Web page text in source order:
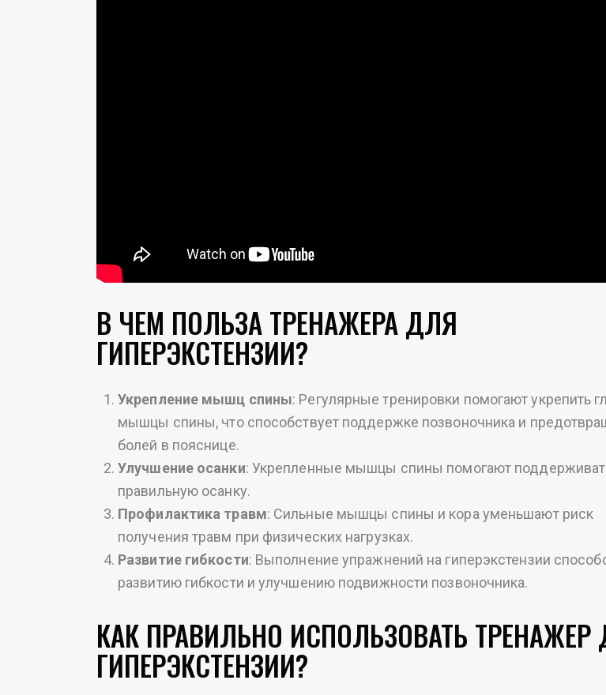
В ЧЕМ ПОЛЬЗА ТРЕНАЖЕРА ДЛЯ
ГИПЕРЭКСТЕНЗИИ?
Укрепление мышц спины: Регулярные тренировки помогают укрепить
мышцы спины, что способствует поддержке позвоночника и
болей в пояснице.
Улучшение осанки: Укрепленные мышцы спины помогают
правильную осанку.
Профилактика травм: Сильные мышцы спины и кора уменьшают риск
получения травм при физических нагрузках.
Развитие гибкости: Выполнение упражнений на гиперэкстензии
развитию гибкости и улучшению подвижности позвоночника.
КАК ПРАВИЛЬНО ИСПОЛЬЗОВАТЬ ТРЕНАЖЕР
ГИПЕРЭКСТЕНЗИИ?